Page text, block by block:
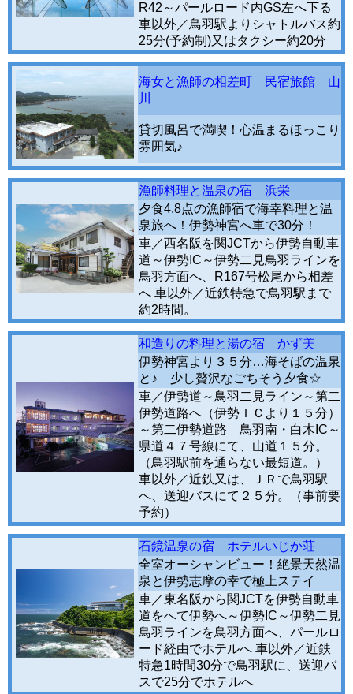
R42～パールロード内GS左へ下る
車以外／鳥羽駅よりシャトルバス約
25分(予約制)又はタクシー約20分
海女と漁師の相差町 民宿旅館 山
川
貸切風呂で満喫！心温まるほっこり
雰囲気♪
漁師料理と温泉の宿 浜栄
夕食4.8点の漁師宿で海幸料理と温
泉旅へ！伊勢神宮へ車で30分！
車／西名阪を関JCTから伊勢自動車
道～伊勢IC～伊勢二見鳥羽ラインを
鳥羽方面へ、R167号松尾から相差
へ 車以外／近鉄特急で鳥羽駅まで
約2時間。
和造りの料理と湯の宿 かず美
伊勢神宮より３５分…海そばの温泉
と♪ 少し贅沢なごちそう夕食☆
車／伊勢道～鳥羽二見ライン～第二
伊勢道路へ（伊勢ＩＣより１５分）
～第二伊勢道路 鳥羽南・白木IC～
県道４７号線にて、山道１５分。
（鳥羽駅前を通らない最短道。）
車以外／近鉄又は、ＪＲで鳥羽駅
へ、送迎バスにて２５分。（事前要
予約）
石鏡温泉の宿 ホテルいじか荘
全室オーシャンビュー！絶景天然温
泉と伊勢志摩の幸で極上ステイ
車／東名阪から関JCTを伊勢自動車
道をへて伊勢へ～伊勢IC～伊勢二見
鳥羽ラインを鳥羽方面へ、パールロ
ード経由でホテルへ 車以外／近鉄
特急1時間30分で鳥羽駅に、送迎バ
スで25分でホテルへ